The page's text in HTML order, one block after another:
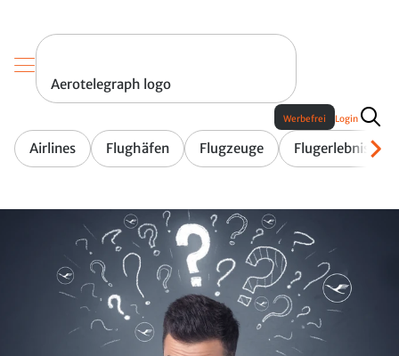
Aerotelegraph logo
Airlines Flughäfen Flugzeuge Flugerlebnis
Werbefrei Login